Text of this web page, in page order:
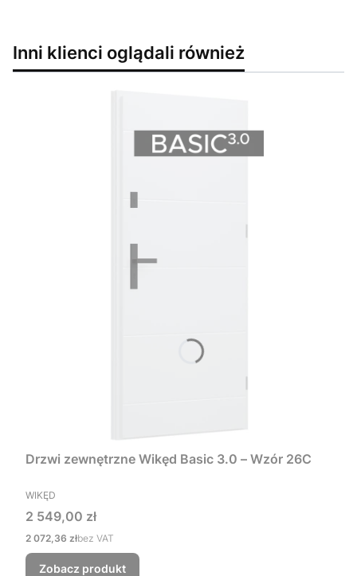
Inni klienci oglądali również
Drzwi zewnętrzne Wikęd Basic 3.0 – Wzór 26C
PRODUCENT
WIKĘD
Cena
2 549,00 zł
Cena
2 072,36 złbez VAT
Zobacz produkt